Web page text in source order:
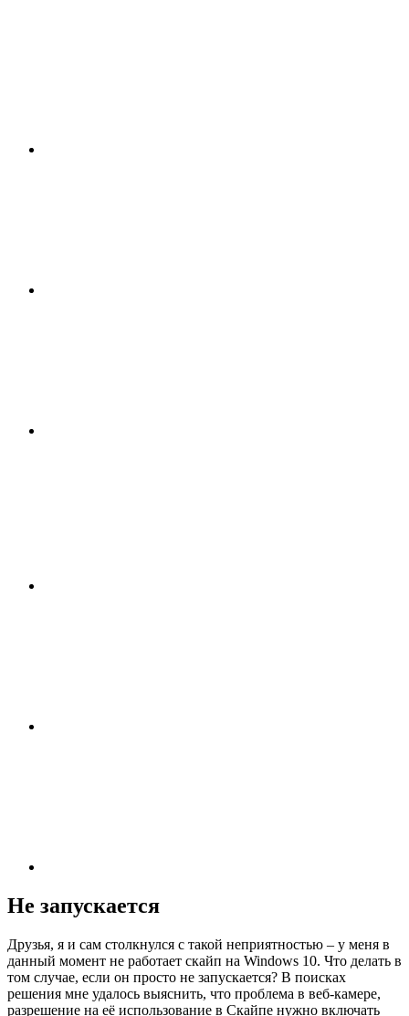
Не запускается
Друзья, я и сам столкнулся с такой неприятностью – у меня в
данный момент не работает скайп на Windows 10. Что делать в
том случае, если он просто не запускается? В поисках
решения мне удалось выяснить, что проблема в веб-камере,
разрешение на её использование в Скайпе нужно включать